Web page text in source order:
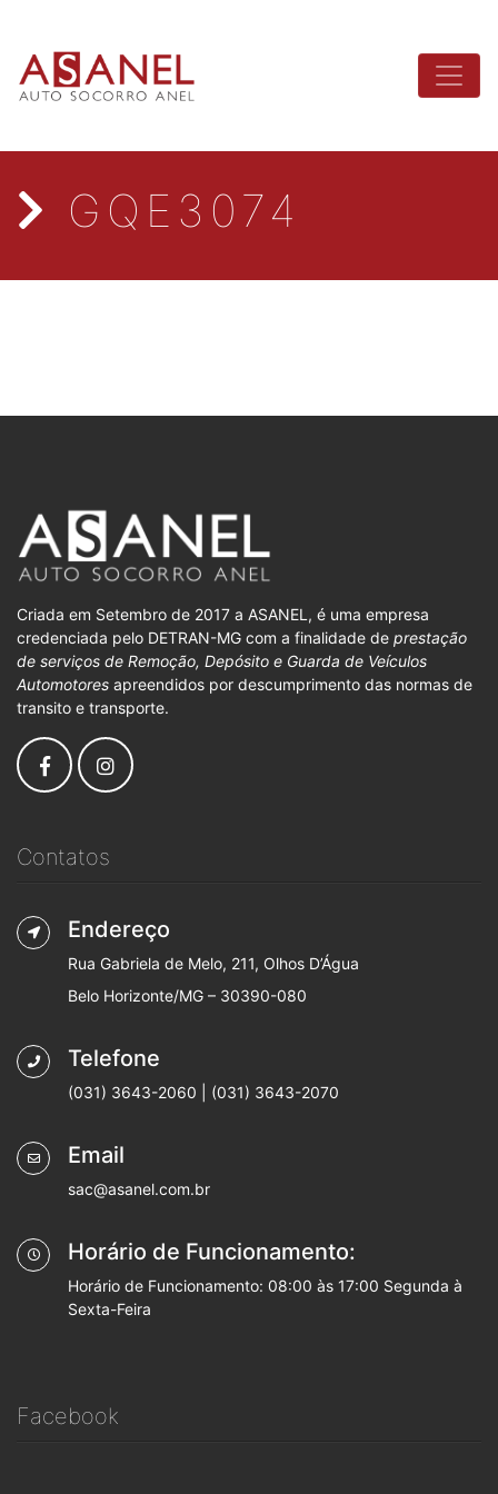
GQE3074
Criada em Setembro de 2017 a ASANEL, é uma empresa
credenciada pelo DETRAN-MG com a finalidade de prestação
de serviços de Remoção, Depósito e Guarda de Veículos
Automotores apreendidos por descumprimento das normas de
transito e transporte.
Contatos
Endereço
Rua Gabriela de Melo, 211, Olhos D’Água
Belo Horizonte/MG – 30390-080
Telefone
(031) 3643-2060 | (031) 3643-2070
Email
sac@asanel.com.br
Horário de Funcionamento:
Horário de Funcionamento: 08:00 às 17:00 Segunda à
Sexta-Feira
Facebook